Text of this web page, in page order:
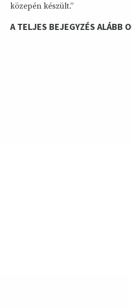
közepén készült.”
A TELJES BEJEGYZÉS ALÁBB